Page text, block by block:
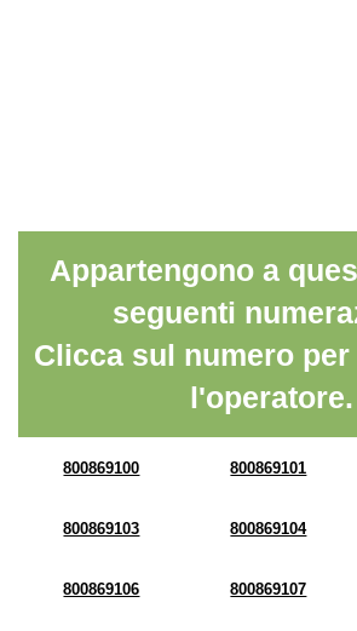
Appartengono a
seguenti
Clicca sul numero
l'operatore.
800869100 800869101
800869103 800869104
800869106 800869107